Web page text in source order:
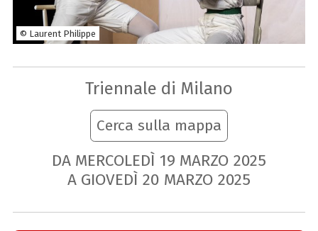
© Laurent Philippe
Triennale di Milano
Cerca sulla mappa
DA MERCOLEDÌ 19 MARZO 2025
A GIOVEDÌ 20 MARZO 2025